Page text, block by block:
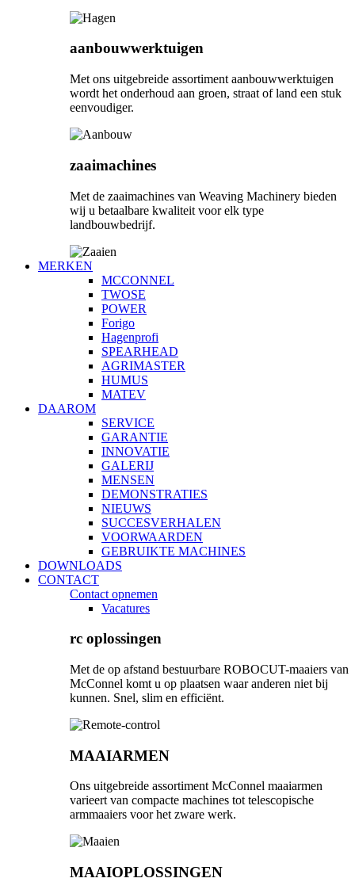
aanbouwwerktuigen
Met ons uitgebreide assortiment aanbouwwerktuigen
wordt het onderhoud aan groen, straat of land een stuk
eenvoudiger.
zaaimachines
Met de zaaimachines van Weaving Machinery bieden
wij u betaalbare kwaliteit voor elk type
landbouwbedrijf.
MERKEN
MCCONNEL
TWOSE
POWER
Forigo
Hagenprofi
SPEARHEAD
AGRIMASTER
HUMUS
MATEV
DAAROM
SERVICE
GARANTIE
INNOVATIE
GALERIJ
MENSEN
DEMONSTRATIES
NIEUWS
SUCCESVERHALEN
VOORWAARDEN
GEBRUIKTE MACHINES
DOWNLOADS
CONTACT
Contact opnemen
Vacatures
rc oplossingen
Met de op afstand bestuurbare ROBOCUT-maaiers van
McConnel komt u op plaatsen waar anderen niet bij
kunnen. Snel, slim en efficiënt.
MAAIARMEN
Ons uitgebreide assortiment McConnel maaiarmen
varieert van compacte machines tot telescopische
armmaaiers voor het zware werk.
MAAIOPLOSSINGEN